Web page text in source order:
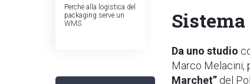
Perché alla logistica del
packaging serve un
WMS
Da uno studio
Marco Melacini,
Marchet” del